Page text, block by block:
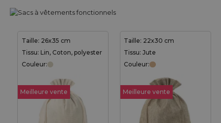
Taille: 26x35 cm
Tissu: Lin, Coton, polyester
Couleur:
Meilleure vente
Taille: 22x30 cm
Tissu: Jute
Couleur:
Meilleure vente